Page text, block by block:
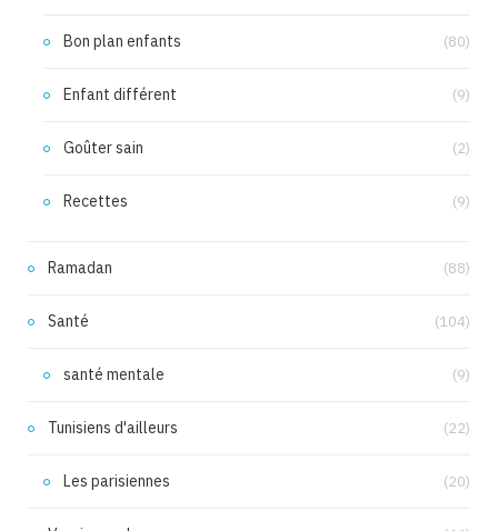
Bon plan enfants (80)
Enfant différent (9)
Goûter sain (2)
Recettes (9)
Ramadan (88)
Santé (104)
santé mentale (9)
Tunisiens d'ailleurs (22)
Les parisiennes (20)